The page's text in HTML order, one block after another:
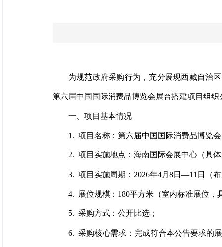
为规范政府采购行为，充分展现西藏自治
第六届中国国际消费品博览会展台搭建项目组
一、项目基本情况
1. 项目名称：第六届中国国际消费品博览
2. 项目实施地点：海南国际会展中心（具
3. 项目实施周期：2026年4月8日—11日（
4. 展位规模：180平方米（室内标准展位
5. 采购方式：公开比选；
6. 采购核心需求：完成符合本公告要求的